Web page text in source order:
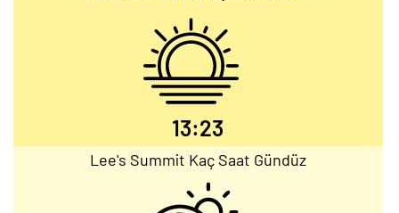
13:23
Lee's Summit Kaç Saat Gündüz